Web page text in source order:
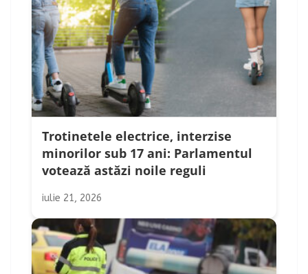
Trotinetele electrice, interzise
minorilor sub 17 ani: Parlamentul
votează astăzi noile reguli
iulie 21, 2026